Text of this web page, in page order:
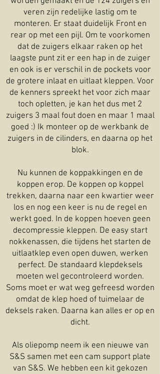
veren zijn redelijke lastig om te
monteren. Er staat duidelijk Front en
rear op met een pijl. Om te voorkomen
dat de zuigers elkaar raken op het
laagste punt zit er een hap in de zuiger
en ook is er verschil in de pockets voor
de grotere inlaat en uitlaat kleppen. Voor
de kenners spreekt het voor zich maar
toch opletten, je kan het dus met 2
zuigers 3 maal fout doen en maar 1 maal
goed :) Ik monteer op de werkbank de
zuigers in de cilinders, en daarna op het
blok.
Nu kunnen de koppakkingen en de
koppen erop. De koppen op koppel
trekken, daarna naar een kwartier weer
los en nog een keer is nu de regel en
werkt goed. In de koppen hoeven geen
decompressie kleppen. De easy start
nokkenassen, die tijdens het starten de
uitlaatklep even open duwen, werken
perfect. De standaard klepdeksels
moeten wel gecontroleerd worden.
Soms moet er wat weg gefreesd worden
omdat de klep hoed of tuimelaar de
deksels raken. Daarna kan alles er op en
dicht.
Als oliepomp neem ik een nieuwe van
S&S samen met een cam support plate
van S&S. We hebben een kit gekozen